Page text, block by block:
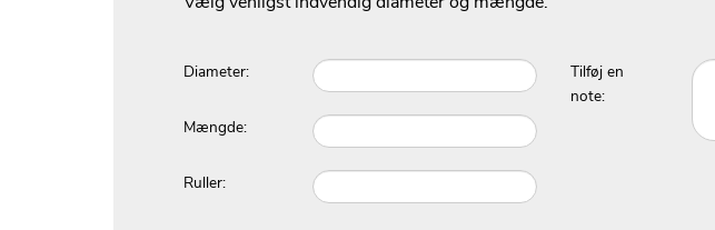
Diameter:
Mængde:
Ruller:
Tilføj en
note: